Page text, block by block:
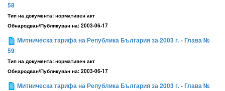
58
Тип на документа: нормативен акт
Обнародван/Публикуван на: 2003-06-17
Митническа тарифа на Република България за 2003 г. - Глава №
59
Тип на документа: нормативен акт
Обнародван/Публикуван на: 2003-06-17
Митническа тарифа на Република България за 2003 г. - Глава №